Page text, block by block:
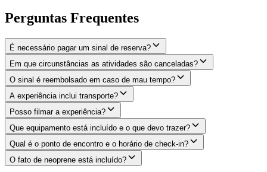
Perguntas Frequentes
É necessário pagar um sinal de reserva?
Em que circunstâncias as atividades são canceladas?
O sinal é reembolsado em caso de mau tempo?
A experiência inclui transporte?
Posso filmar a experiência?
Que equipamento está incluído e o que devo trazer?
Qual é o ponto de encontro e o horário de check-in?
O fato de neoprene está incluído?